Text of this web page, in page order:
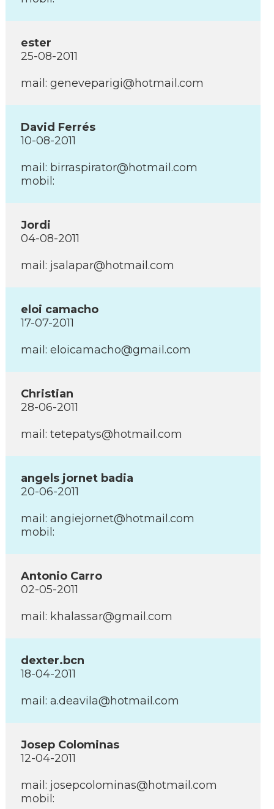
ester
25-08-2011
mail: geneveparigi@hotmail.com
David Ferrés
10-08-2011
mail: birraspirator@hotmail.com
mobil:
Jordi
04-08-2011
mail: jsalapar@hotmail.com
eloi camacho
17-07-2011
mail: eloicamacho@gmail.com
Christian
28-06-2011
mail: tetepatys@hotmail.com
angels jornet badia
20-06-2011
mail: angiejornet@hotmail.com
mobil:
Antonio Carro
02-05-2011
mail: khalassar@gmail.com
dexter.bcn
18-04-2011
mail: a.deavila@hotmail.com
Josep Colominas
12-04-2011
mail: josepcolominas@hotmail.com
mobil: